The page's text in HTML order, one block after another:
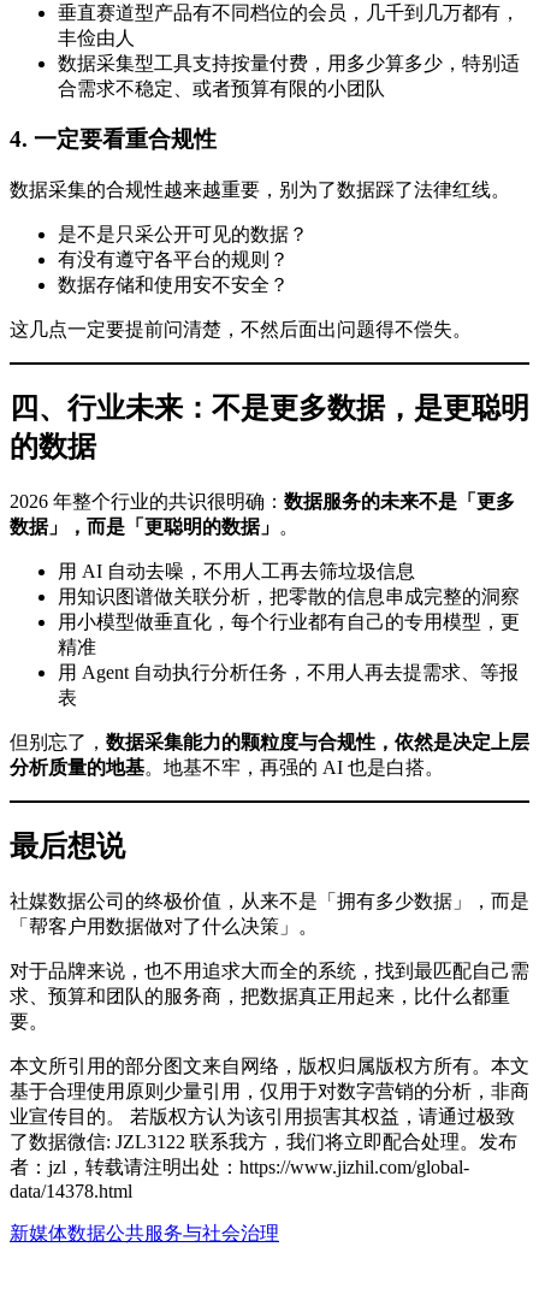
垂直赛道型产品有不同档位的会员，几千到几万都有，
丰俭由人
数据采集型工具支持按量付费，用多少算多少，特别适
合需求不稳定、或者预算有限的小团队
4. 一定要看重合规性
数据采集的合规性越来越重要，别为了数据踩了法律红线。
是不是只采公开可见的数据？
有没有遵守各平台的规则？
数据存储和使用安不安全？
这几点一定要提前问清楚，不然后面出问题得不偿失。
四、行业未来：不是更多数据，是更聪明
的数据
2026 年整个行业的共识很明确： 数据服务的未来不是「更多
数据」，而是「更聪明的数据」 。
用 AI 自动去噪，不用人工再去筛垃圾信息
用知识图谱做关联分析，把零散的信息串成完整的洞察
用小模型做垂直化，每个行业都有自己的专用模型，更
精准
用 Agent 自动执行分析任务，不用人再去提需求、等报
表
但别忘了， 数据采集能力的颗粒度与合规性，依然是决定上层
分析质量的地基。地基不牢，再强的 AI 也是白搭。
最后想说
社媒数据公司的终极价值，从来不是「拥有多少数据」，而是
「帮客户用数据做对了什么决策」。
对于品牌来说，也不用追求大而全的系统，找到最匹配自己需
求、预算和团队的服务商，把数据真正用起来，比什么都重
要。
本文所引用的部分图文来自网络，版权归属版权方所有。本文
基于合理使用原则少量引用，仅用于对数字营销的分析，非商
业宣传目的。 若版权方认为该引用损害其权益，请通过极致
了数据微信: JZL3122 联系我方，我们将立即配合处理。发布
者：jzl，转载请注明出处： https://www.jizhil.com/global-
data/14378.html
新媒体数据公共服务与社会治理